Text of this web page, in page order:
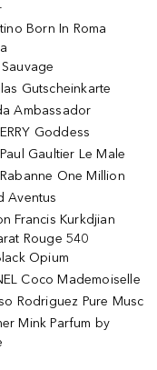
Born In Roma
Gutscheinkarte
Ambassador
Goddess
Gaultier Le Male
One Million
Aventus
Francis Kurkdjian
Rouge 540
Opium
Coco Mademoiselle
Rodriguez Pure Musc
Mink Parfum by